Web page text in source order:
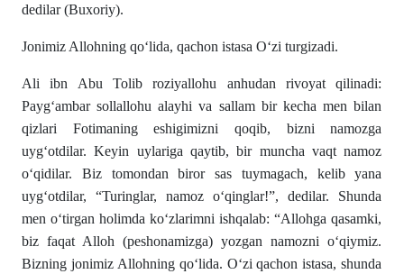
dedilar (Buxoriy).
Jonimiz Allohning qo‘lida, qachon istasa O‘zi turgizadi.
Ali ibn Abu Tolib roziyallohu anhudan rivoyat qilinadi:
Payg‘ambar sollallohu alayhi va sallam bir kecha men bilan
qizlari Fotimaning eshigimizni qoqib, bizni namozga
uyg‘otdilar. Keyin uylariga qaytib, bir muncha vaqt namoz
o‘qidilar. Biz tomondan biror sas tuymagach, kelib yana
uyg‘otdilar, “Turinglar, namoz o‘qinglar!”, dedilar. Shunda
men o‘tirgan holimda ko‘zlarimni ishqalab: “Allohga qasamki,
biz faqat Alloh (peshonamizga) yozgan namozni o‘qiymiz.
Bizning jonimiz Allohning qo‘lida. O‘zi qachon istasa, shunda